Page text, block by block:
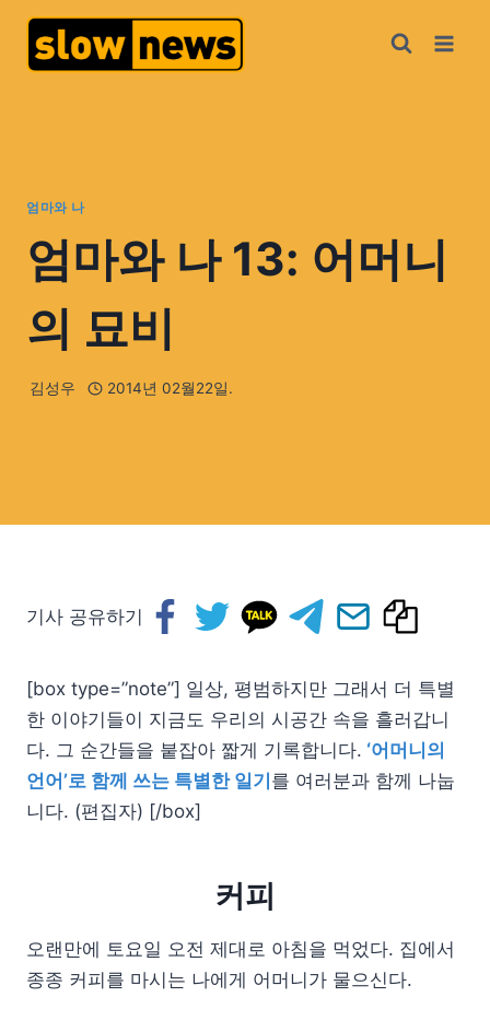
엄마와 나
엄마와 나 13: 어머니
의 묘비
김성우 2014년 02월22일.
기사 공유하기
[box type=”note”] 일상, 평범하지만 그래서 더 특별
한 이야기들이 지금도 우리의 시공간 속을 흘러갑니
다. 그 순간들을 붙잡아 짧게 기록합니다. ‘어머니의
언어’로 함께 쓰는 특별한 일기 를 여러분과 함께 나눕
니다. (편집자) [/box]
커피
오랜만에 토요일 오전 제대로 아침을 먹었다. 집에서
종종 커피를 마시는 나에게 어머니가 물으신다.